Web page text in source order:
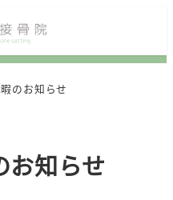
のお知らせ
お知らせ